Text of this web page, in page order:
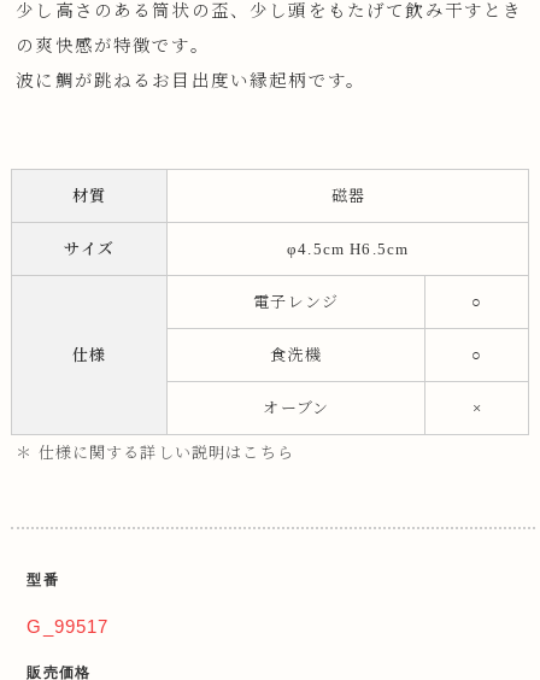
少し高さのある筒状の盃、少し頭をもたげて飲み干すとき
の爽快感が特徴です。
波に鯛が跳ねるお目出度い縁起柄です。
材質 磁器
サイズ φ4.5cm H6.5cm
仕様
電子レンジ ○
食洗機 ○
オーブン ×
＊ 仕様に関する詳しい説明はこちら
型番
G_99517
販売価格